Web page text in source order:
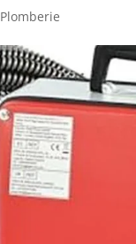
Plomberie